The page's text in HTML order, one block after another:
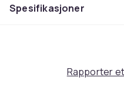
38
Spesifikasjoner
Rapporter